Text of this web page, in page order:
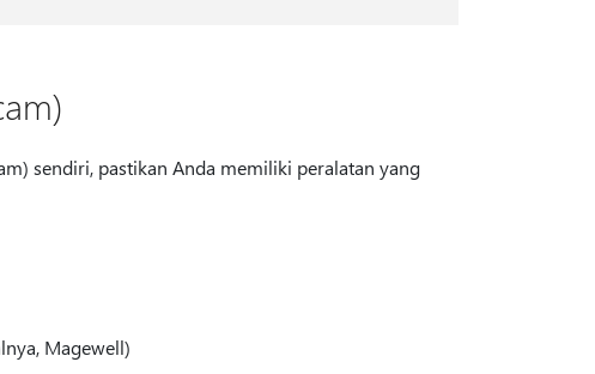
sendiri, pastikan Anda memiliki peralatan yang
Magewell)